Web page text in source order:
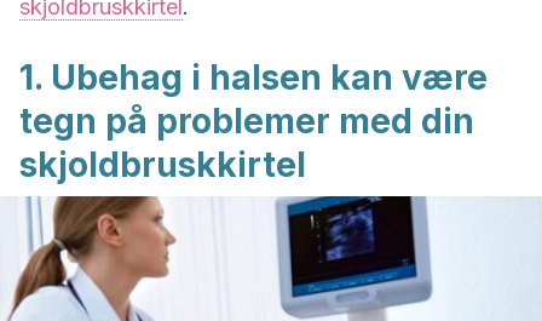
skjoldbruskkirtel.
1. Ubehag i halsen kan være
tegn på problemer med din
skjoldbruskkirtel